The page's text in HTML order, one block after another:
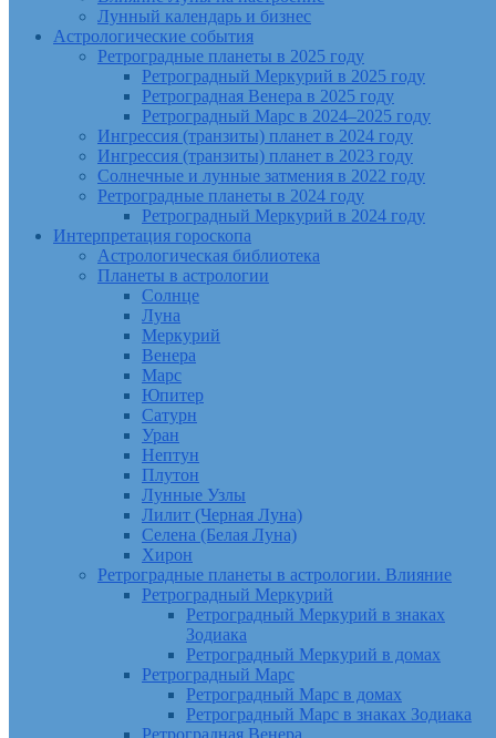
Лунный календарь и бизнес
Астрологические события
Ретроградные планеты в 2025 году
Ретроградный Меркурий в 2025 году
Ретроградная Венера в 2025 году
Ретроградный Марс в 2024–2025 году
Ингрессия (транзиты) планет в 2024 году
Ингрессия (транзиты) планет в 2023 году
Солнечные и лунные затмения в 2022 году
Ретроградные планеты в 2024 году
Ретроградный Меркурий в 2024 году
Интерпретация гороскопа
Астрологическая библиотека
Планеты в астрологии
Солнце
Луна
Меркурий
Венера
Марс
Юпитер
Сатурн
Уран
Нептун
Плутон
Лунные Узлы
Лилит (Черная Луна)
Селена (Белая Луна)
Хирон
Ретроградные планеты в астрологии. Влияние
Ретроградный Меркурий
Ретроградный Меркурий в знаках
Зодиака
Ретроградный Меркурий в домах
Ретроградный Марс
Ретроградный Марс в домах
Ретроградный Марс в знаках Зодиака
Ретроградная Венера